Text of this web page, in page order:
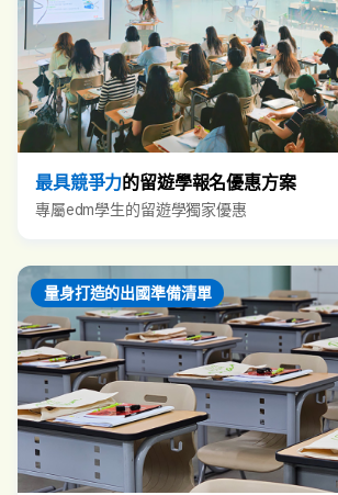
最具競爭力的留遊學報名優惠方案
專屬edm學生的留遊學獨家優惠
量身打造的出國準備清單